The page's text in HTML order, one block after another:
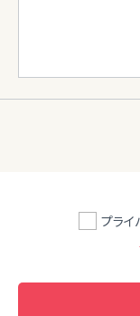
プライ